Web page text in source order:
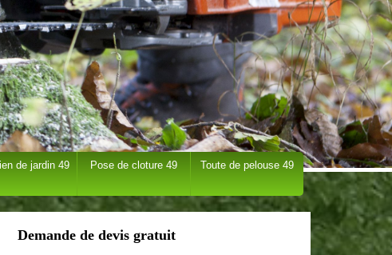
de jardin 49 Pose de cloture 49 Toute de pelouse 49
Demande de devis gratuit